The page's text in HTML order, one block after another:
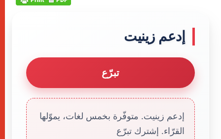
إدعم زينيت
تبرّع
إدعم زينيت. متوفّرة بخمس لغات، يموّلها
القرّاء. إشترك تبرّع